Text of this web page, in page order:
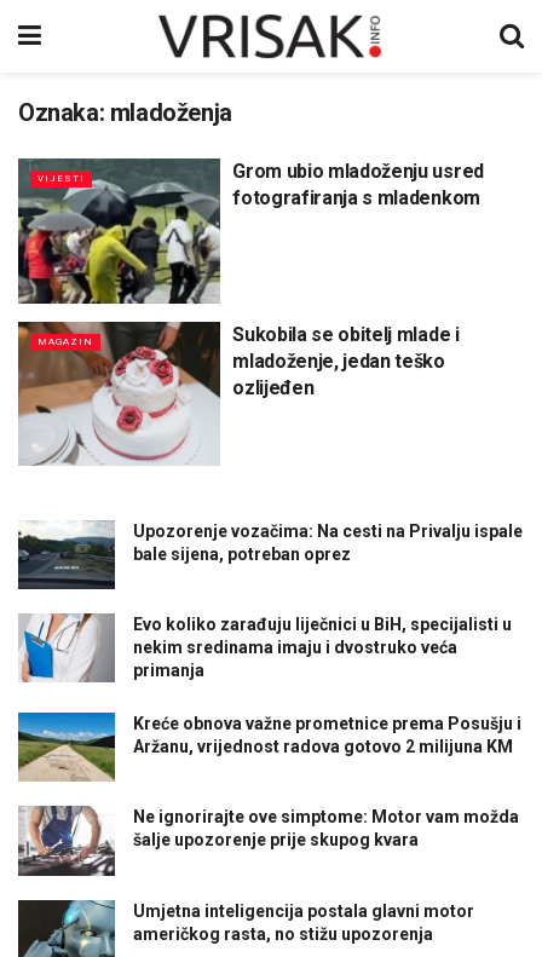
Oznaka: mladoženja
VIJESTI
Grom ubio mladoženju usred
fotografiranja s mladenkom
MAGAZIN
Sukobila se obitelj mlade i
mladoženje, jedan teško
ozlijeđen
Upozorenje vozačima: Na cesti na Privalju ispale
bale sijena, potreban oprez
Evo koliko zarađuju liječnici u BiH, specijalisti u
nekim sredinama imaju i dvostruko veća
primanja
Kreće obnova važne prometnice prema Posušju i
Aržanu, vrijednost radova gotovo 2 milijuna KM
Ne ignorirajte ove simptome: Motor vam možda
šalje upozorenje prije skupog kvara
Umjetna inteligencija postala glavni motor
američkog rasta, no stižu upozorenja